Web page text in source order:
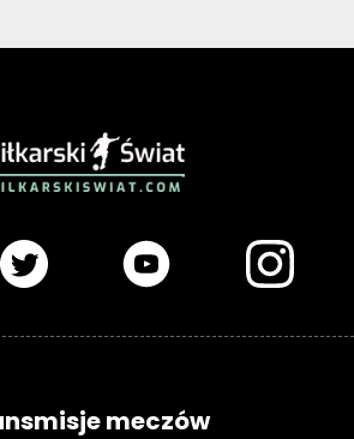
meczów